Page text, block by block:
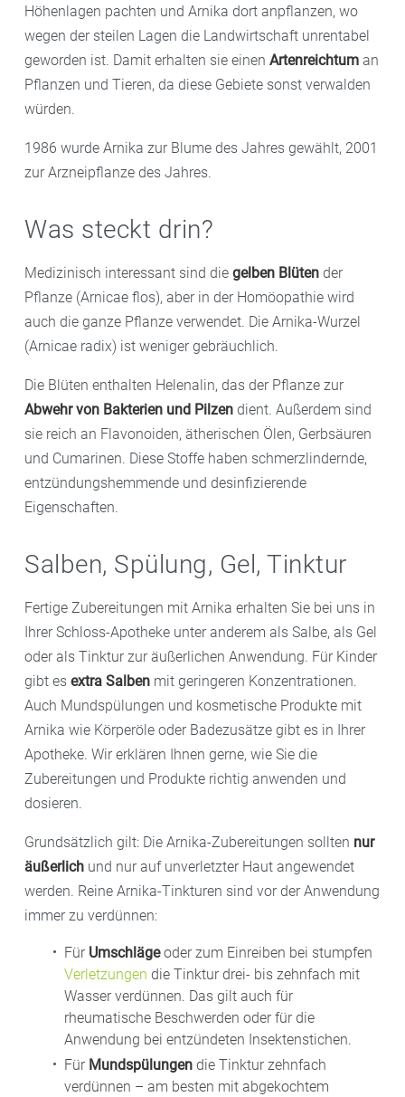
Höhenlagen pachten und Arnika dort anpflanzen, wo
wegen der steilen Lagen die Landwirtschaft unrentabel
geworden ist. Damit erhalten sie einen Artenreichtum an
Pflanzen und Tieren, da diese Gebiete sonst verwalden
würden.
1986 wurde Arnika zur Blume des Jahres gewählt, 2001
zur Arzneipflanze des Jahres.
Was steckt drin?
Medizinisch interessant sind die gelben Blüten der
Pflanze (Arnicae flos), aber in der Homöopathie wird
auch die ganze Pflanze verwendet. Die Arnika-Wurzel
(Arnicae radix) ist weniger gebräuchlich.
Die Blüten enthalten Helenalin, das der Pflanze zur
Abwehr von Bakterien und Pilzen dient. Außerdem sind
sie reich an Flavonoiden, ätherischen Ölen, Gerbsäuren
und Cumarinen. Diese Stoffe haben schmerzlindernde,
entzündungshemmende und desinfizierende
Eigenschaften.
Salben, Spülung, Gel, Tinktur
Fertige Zubereitungen mit Arnika erhalten Sie bei uns in
Ihrer Schloss-Apotheke unter anderem als Salbe, als Gel
oder als Tinktur zur äußerlichen Anwendung. Für Kinder
gibt es extra Salben mit geringeren Konzentrationen.
Auch Mundspülungen und kosmetische Produkte mit
Arnika wie Körperöle oder Badezusätze gibt es in Ihrer
Apotheke. Wir erklären Ihnen gerne, wie Sie die
Zubereitungen und Produkte richtig anwenden und
dosieren.
Grundsätzlich gilt: Die Arnika-Zubereitungen sollten nur
äußerlich und nur auf unverletzter Haut angewendet
werden. Reine Arnika-Tinkturen sind vor der Anwendung
immer zu verdünnen:
Für Umschlägeoder zum Einreiben bei stumpfen
Verletzungen die Tinktur drei- bis zehnfach mit
Wasser verdünnen. Das gilt auch für
rheumatische Beschwerden oder für die
Anwendung bei entzündeten Insektenstichen.
Für Mundspülungen die Tinktur zehnfach
verdünnen – am besten mit abgekochtem